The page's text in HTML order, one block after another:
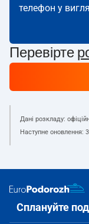
телефон у
Перевірте
Дані розкладу:
Наступне оновлення:
Сплануйте